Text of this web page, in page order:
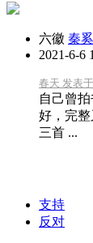
六徽 秦奚
2021-6-6
春天 发表
自己曾
好，完
三首 ...
支持
反对